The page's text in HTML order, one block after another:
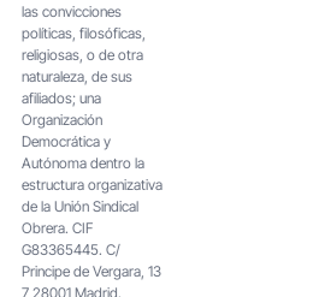
las convicciones
políticas, filosóficas,
religiosas, o de otra
naturaleza, de sus
afiliados; una
Organización
Democrática y
Autónoma dentro la
estructura organizativa
de la Unión Sindical
Obrera. CIF
G83365445. C/
Principe de Vergara, 13
7 28001 Madrid.